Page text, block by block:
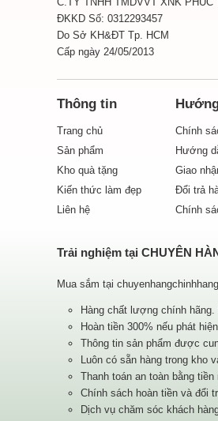
ĐKKD Số: 0312293457
Do Sở KH&ĐT Tp. HCM
Cấp ngày 24/05/2013
Thông tin
Trang chủ
Sản phẩm
Kho quà tặng
Kiến thức làm đẹp
Liên hệ
Chính
Hướng
Giao
Đổi trả
Chính
Trải nghiệm tại CHUYÊN
Mua sắm tại
Hàng chất lượng chính
Hoàn tiền 300% nếu phát
Thông tin sản phẩm được
Luôn có sẵn hàng trong kho
Thanh toán an toàn bằng
Chính sách hoàn tiền và đổi
Dịch vụ chăm sóc khách